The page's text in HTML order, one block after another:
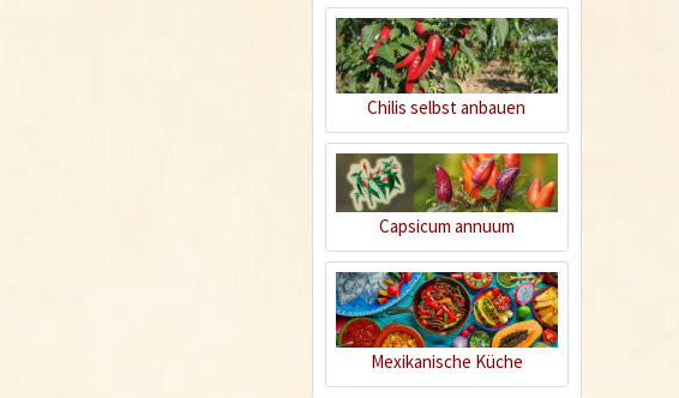
Chilis selbst anbauen
Capsicum annuum
Mexikanische Küche